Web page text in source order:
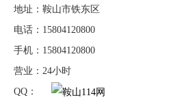
地址：鞍山市铁东区
电话：15804120800
手机：15804120800
营业：24小时
QQ：